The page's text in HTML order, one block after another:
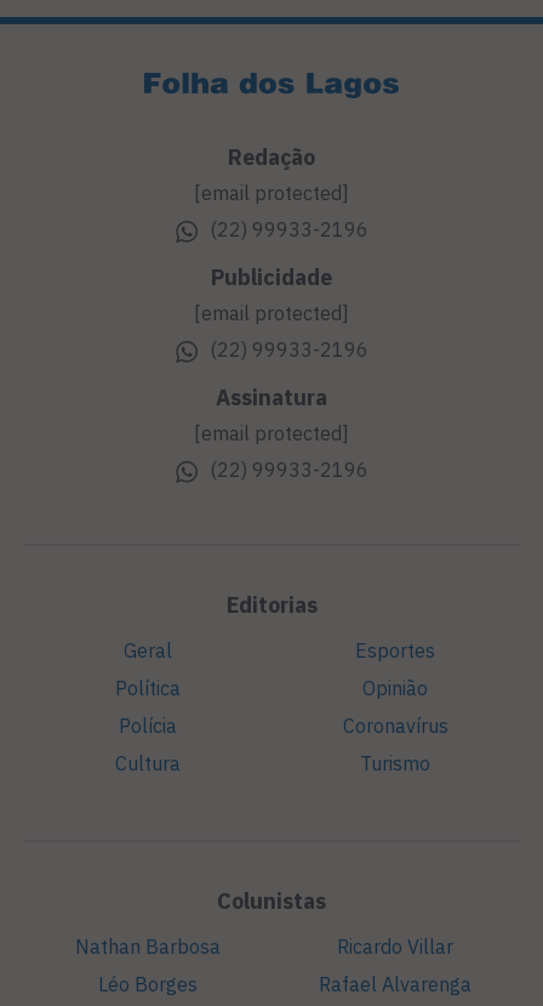
Redação
[email protected]
(22) 99933-2196
Publicidade
[email protected]
(22) 99933-2196
Assinatura
[email protected]
(22) 99933-2196
Editorias
Geral
Política
Polícia
Cultura
Esportes
Opinião
Coronavírus
Turismo
Colunistas
Nathan Barbosa
Léo Borges
Ricardo Villar
Rafael Alvarenga